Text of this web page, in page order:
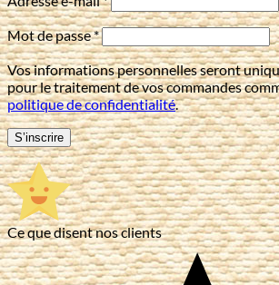
Mot de passe*Obligatoire
Vos informations personnelles seront
pour le traitement de vos commandes
politique de confidentialité.
S’inscrire
Ce que disent nos clients